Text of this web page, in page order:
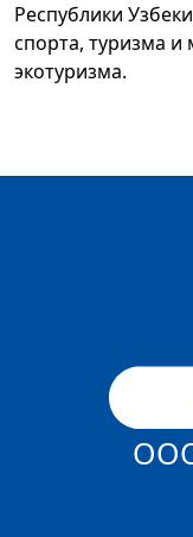
Республики
спорта, туризма
экотуризма.